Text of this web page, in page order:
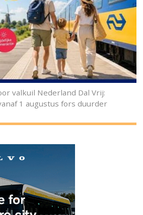
valkuil Nederland Dal Vrij:
1 augustus fors duurder